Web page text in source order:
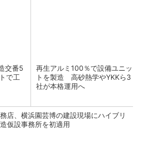
交番5
で工
再生アルミ100％で設備ユニッ
トを製造 高砂熱学やYKKら3
社が本格運用へ
店、横浜園芸博の建設現場にハイブリ
仮設事務所を初適用